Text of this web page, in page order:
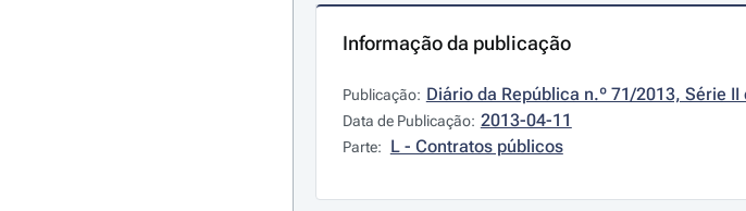
Informação da publicação
Publicação: Diário da República n.º 71/2013, Série II
Data de Publicação: 2013-04-11
Parte: L - Contratos públicos